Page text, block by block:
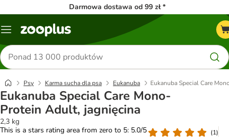
Darmowa dostawa od 99 zł *
Menu
Szukaj
produktów
Psy Karma sucha dla psa Eukanuba Eukanuba Special Care
Eukanuba Special Care Mono-
Protein Adult, jagnięcina
2,3 kg
This is a stars rating area from zero to 5: 5.0/5
(1)